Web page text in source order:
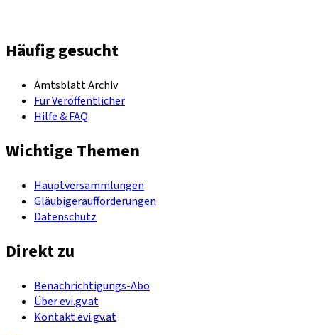
Häufig gesucht
Amtsblatt Archiv
Für Veröffentlicher
Hilfe & FAQ
Wichtige Themen
Hauptversammlungen
Gläubigeraufforderungen
Datenschutz
Direkt zu
Benachrichtigungs-Abo
Über evi.gv.at
Kontakt evi.gv.at